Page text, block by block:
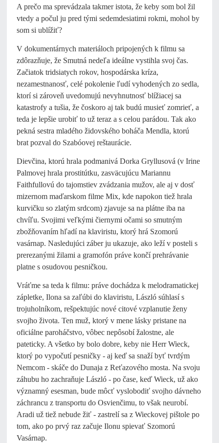
A prečo ma sprevádzala takmer istota, že keby som bol žil
vtedy a počul ju pred tými sedemdesiatimi rokmi, mohol by
som si ublížiť?
V dokumentárnych materiáloch pripojených k filmu sa
zdôrazňuje, že Smutná nedeľa ideálne vystihla svoj čas.
Začiatok tridsiatych rokov, hospodárska kríza,
nezamestnanosť, celé pokolenie ľudí vyhodených zo sedla,
ktorí si zároveň uvedomujú nevyhnutnosť blížiacej sa
katastrofy a tušia, že čoskoro aj tak budú musieť zomrieť, a
teda je lepšie urobiť to už teraz a s celou parádou. Tak ako
pekná sestra mladého židovského boháča Mendla, ktorú
brat pozval do Szabóovej reštaurácie.
Dievčina, ktorú hrala podmanivá Dorka Gryllusová (v Irine
Palmovej hrala prostitútku, zasväcujúcu Mariannu
Faithfullovú do tajomstiev zvádzania mužov, ale aj v dosť
mizernom maďarskom filme Mix, kde napokon tiež hrala
kurvičku so zlatým srdcom) zjavuje sa na plátne iba na
chvíľu. Svojimi veľkými čiernymi očami so smutným
zbožňovaním hľadí na klaviristu, ktorý hrá Szomorú
vasárnap. Nasledujúci záber ju ukazuje, ako leží v posteli s
prerezanými žilami a gramofón práve končí prehrávanie
platne s osudovou pesničkou.
Vráťme sa teda k filmu: práve dochádza k melodramatickej
zápletke, Ilona sa zaľúbi do klaviristu, László súhlasí s
trojuholníkom, rešpektujúc nové citové vzplanutie ženy
svojho života. Ten muž, ktorý v mene lásky pristane na
oficiálne paroháčstvo, vôbec nepôsobí žalostne, ale
pateticky. A všetko by bolo dobre, keby nie Herr Wieck,
ktorý po vypočutí pesničky - aj keď sa snaží byť tvrdým
Nemcom - skáče do Dunaja z Reťazového mosta. Na svoju
záhubu ho zachraňuje László - po čase, keď Wieck, už ako
významný esesman, bude môcť vyslobodiť svojho dávneho
záchrancu z transportu do Osvienčimu, to však neurobí.
Aradi už tiež nebude žiť - zastrelí sa z Wieckovej pištole po
tom, ako po prvý raz začuje Ilonu spievať Szomorú
Vasárnap.